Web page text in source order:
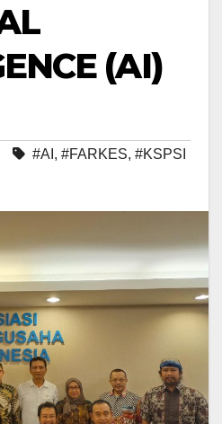
(AI)
#AI , #FARKES, #KSPSI